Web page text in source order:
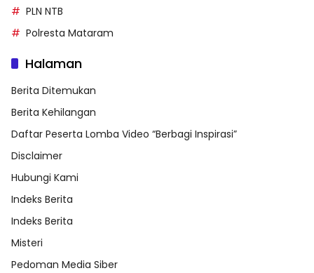
PLN NTB
Polresta Mataram
Halaman
Berita Ditemukan
Berita Kehilangan
Daftar Peserta Lomba Video “Berbagi Inspirasi”
Disclaimer
Hubungi Kami
Indeks Berita
Indeks Berita
Misteri
Pedoman Media Siber